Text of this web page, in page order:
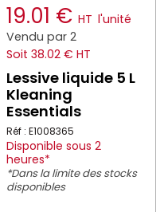
19.01 € HT l'unité
Vendu par 2
Soit 38.02 € HT
Lessive liquide 5 L
Kleaning
Essentials
Réf : E1008365
Disponible sous 2
heures*
*Dans la limite des stocks
disponibles